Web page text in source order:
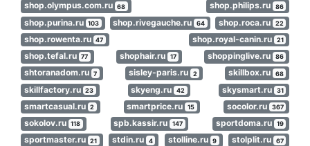
shop.olympus.com.ru 68 shop.philips.ru 86
shop.purina.ru 103 shop.rivegauche.ru 64 shop.roca.ru 22
shop.rowenta.ru 47 shop.royal-canin.ru 21
shop.tefal.ru 77 shophair.ru 17 shoppinglive.ru 86
shtoranadom.ru 7 sisley-paris.ru 2 skillbox.ru 68
skillfactory.ru 23 skyeng.ru 42 skysmart.ru 31
smartcasual.ru 2 smartprice.ru 15 socolor.ru 367
sokolov.ru 118 spb.kassir.ru 147 sportdoma.ru 19
sportmaster.ru 21 stdin.ru 4 stolline.ru 9 stolplit.ru 67